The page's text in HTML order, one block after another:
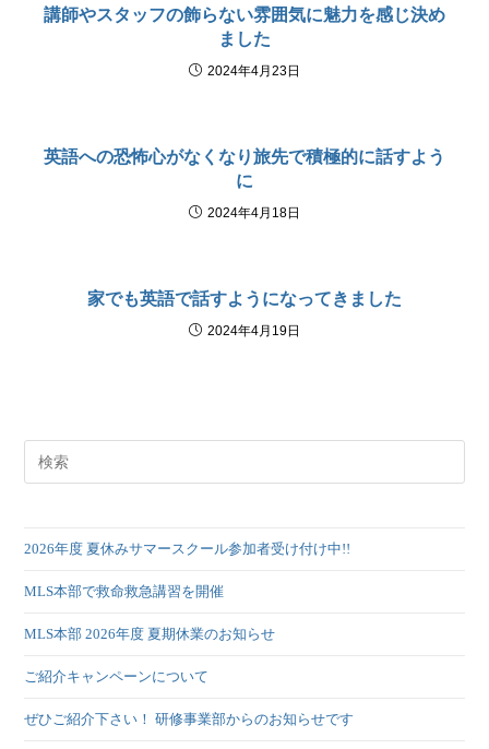
講師やスタッフの飾らない雰囲気に魅力を感じ決め
ました
2024年4月23日
英語への恐怖心がなくなり旅先で積極的に話すよう
に
2024年4月18日
家でも英語で話すようになってきました
2024年4月19日
2026年度 夏休みサマースクール参加者受け付け中!!
MLS本部で救命救急講習を開催
MLS本部 2026年度 夏期休業のお知らせ
ご紹介キャンペーンについて
ぜひご紹介下さい！ 研修事業部からのお知らせです